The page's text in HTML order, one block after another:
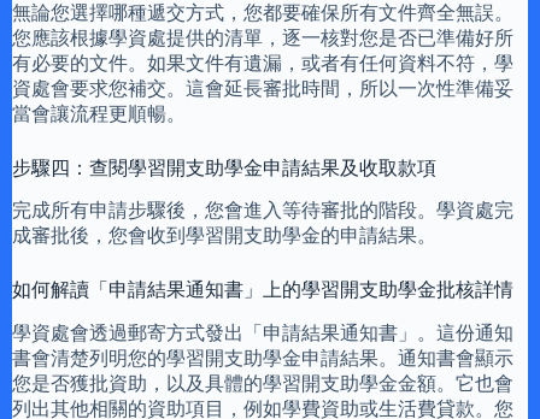
無論您選擇哪種遞交方式，您都要確保所有文件齊全無誤。
您應該根據學資處提供的清單，逐一核對您是否已準備好所
有必要的文件。如果文件有遺漏，或者有任何資料不符，學
資處會要求您補交。這會延長審批時間，所以一次性準備妥
當會讓流程更順暢。
步驟四：查閱學習開支助學金申請結果及收取款項
完成所有申請步驟後，您會進入等待審批的階段。學資處完
成審批後，您會收到學習開支助學金的申請結果。
如何解讀「申請結果通知書」上的學習開支助學金批核詳情
學資處會透過郵寄方式發出「申請結果通知書」。這份通知
書會清楚列明您的學習開支助學金申請結果。通知書會顯示
您是否獲批資助，以及具體的學習開支助學金金額。它也會
列出其他相關的資助項目，例如學費資助或生活費貸款。您